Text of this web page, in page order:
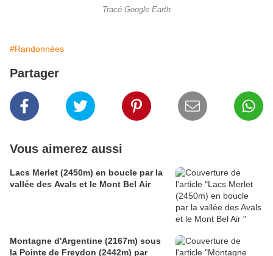
Tracé Google Earth
#Randonnées
Partager
Vous aimerez aussi
Lacs Merlet (2450m) en boucle par la
vallée des Avals et le Mont Bel Air
Montagne d'Argentine (2167m) sous
la Pointe de Freydon (2442m) par